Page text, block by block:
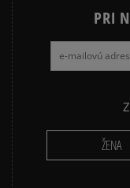
PRI
ŽENA